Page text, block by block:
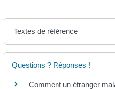
Textes de référence
Questions ? Réponses !
Comment un étranger